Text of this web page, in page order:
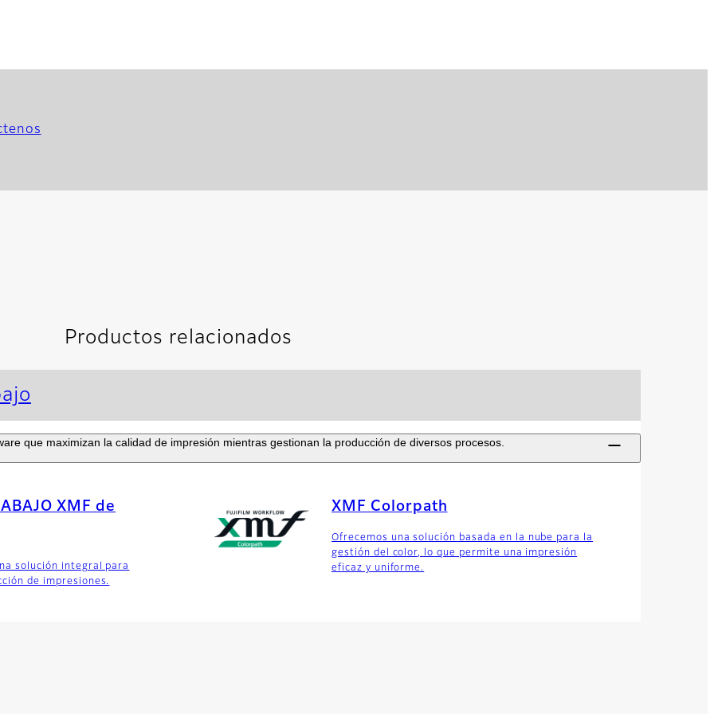
Productos relacionados
que maximizan la calidad de impresión mientras gestionan la producción de diversos procesos.
XMF de
solución integral para
de impresiones.
XMF Colorpath
Ofrecemos una solución basada en la nube para la
gestión del color, lo que permite una impresión
eficaz y uniforme.